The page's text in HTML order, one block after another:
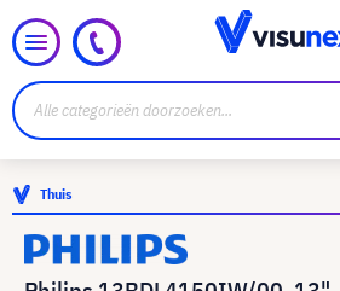
Thuis